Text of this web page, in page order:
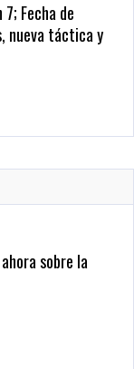
Fecha de
nueva táctica y
ya fue
sobre la